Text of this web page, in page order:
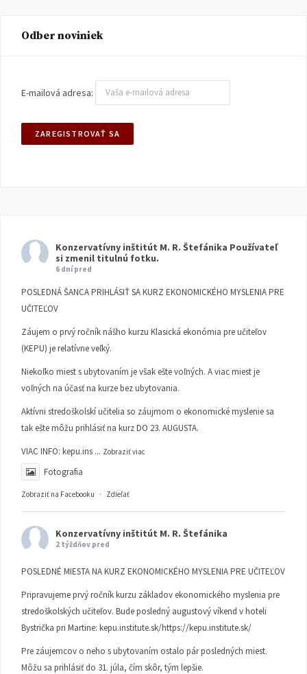
Odber noviniek
E-mailová adresa:
Konzervatívny inštitút M. R. Štefánika Používateľ
si zmenil titulnú fotku.
6 dní pred
POSLEDNÁ ŠANCA PRIHLÁSIŤ SA KURZ EKONOMICKÉHO MYSLENIA PRE
UČITEĽOV
Záujem o prvý ročník nášho kurzu Klasická ekonómia pre učiteľov
(KEPU) je relatívne veľký.
Niekoľko miest s ubytovaním je však ešte voľných. A viac miest je
voľných na účasť na kurze bez ubytovania.
Aktívni stredoškolskí učitelia so záujmom o ekonomické myslenie sa
tak ešte môžu prihlásiť na kurz DO 23. AUGUSTA.
VIAC INFO: kepu.ins ... Zobraziť viac
Fotografia
Zobraziť na Facebooku · Zdieľať
Konzervatívny inštitút M. R. Štefánika
2 týždňov pred
POSLEDNÉ MIESTA NA KURZ EKONOMICKÉHO MYSLENIA PRE UČITEĽOV
Pripravujeme prvý ročník kurzu základov ekonomického myslenia pre
stredoškolských učiteľov. Bude posledný augustový víkend v hoteli
Bystrička pri Martine: kepu.institute.sk/https://kepu.institute.sk/
Pre záujemcov o neho s ubytovaním ostalo pár posledných miest.
Môžu sa prihlásiť do 31. júla, čím skôr, tým lepšie.